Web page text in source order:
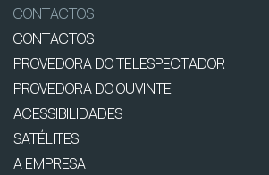
CONTACTOS
CONTACTOS
PROVEDORA DO TELESPECTADOR
PROVEDORA DO OUVINTE
ACESSIBILIDADES
SATÉLITES
A EMPRESA